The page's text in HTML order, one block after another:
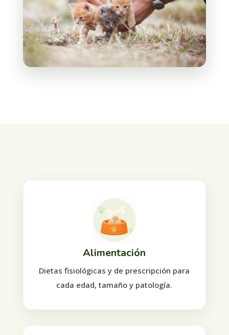
Alimentación
Dietas fisiológicas y de prescripción para
cada edad, tamaño y patología.